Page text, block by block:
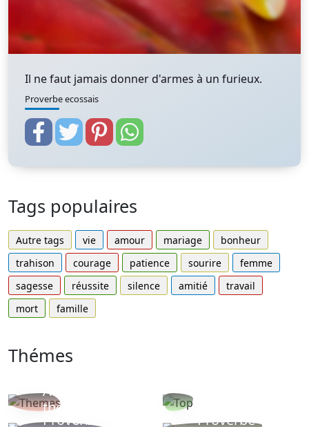
Il ne faut jamais donner d'armes à un furieux.
Proverbe ecossais
Tags populaires
Autre tags vie amour mariage
bonheur
trahison
courage patience sourire
femme
sagesse
réussite silence amitié
travail
mort
famille
Thémes
Autres
thèmes
Proverbe
Proverbe